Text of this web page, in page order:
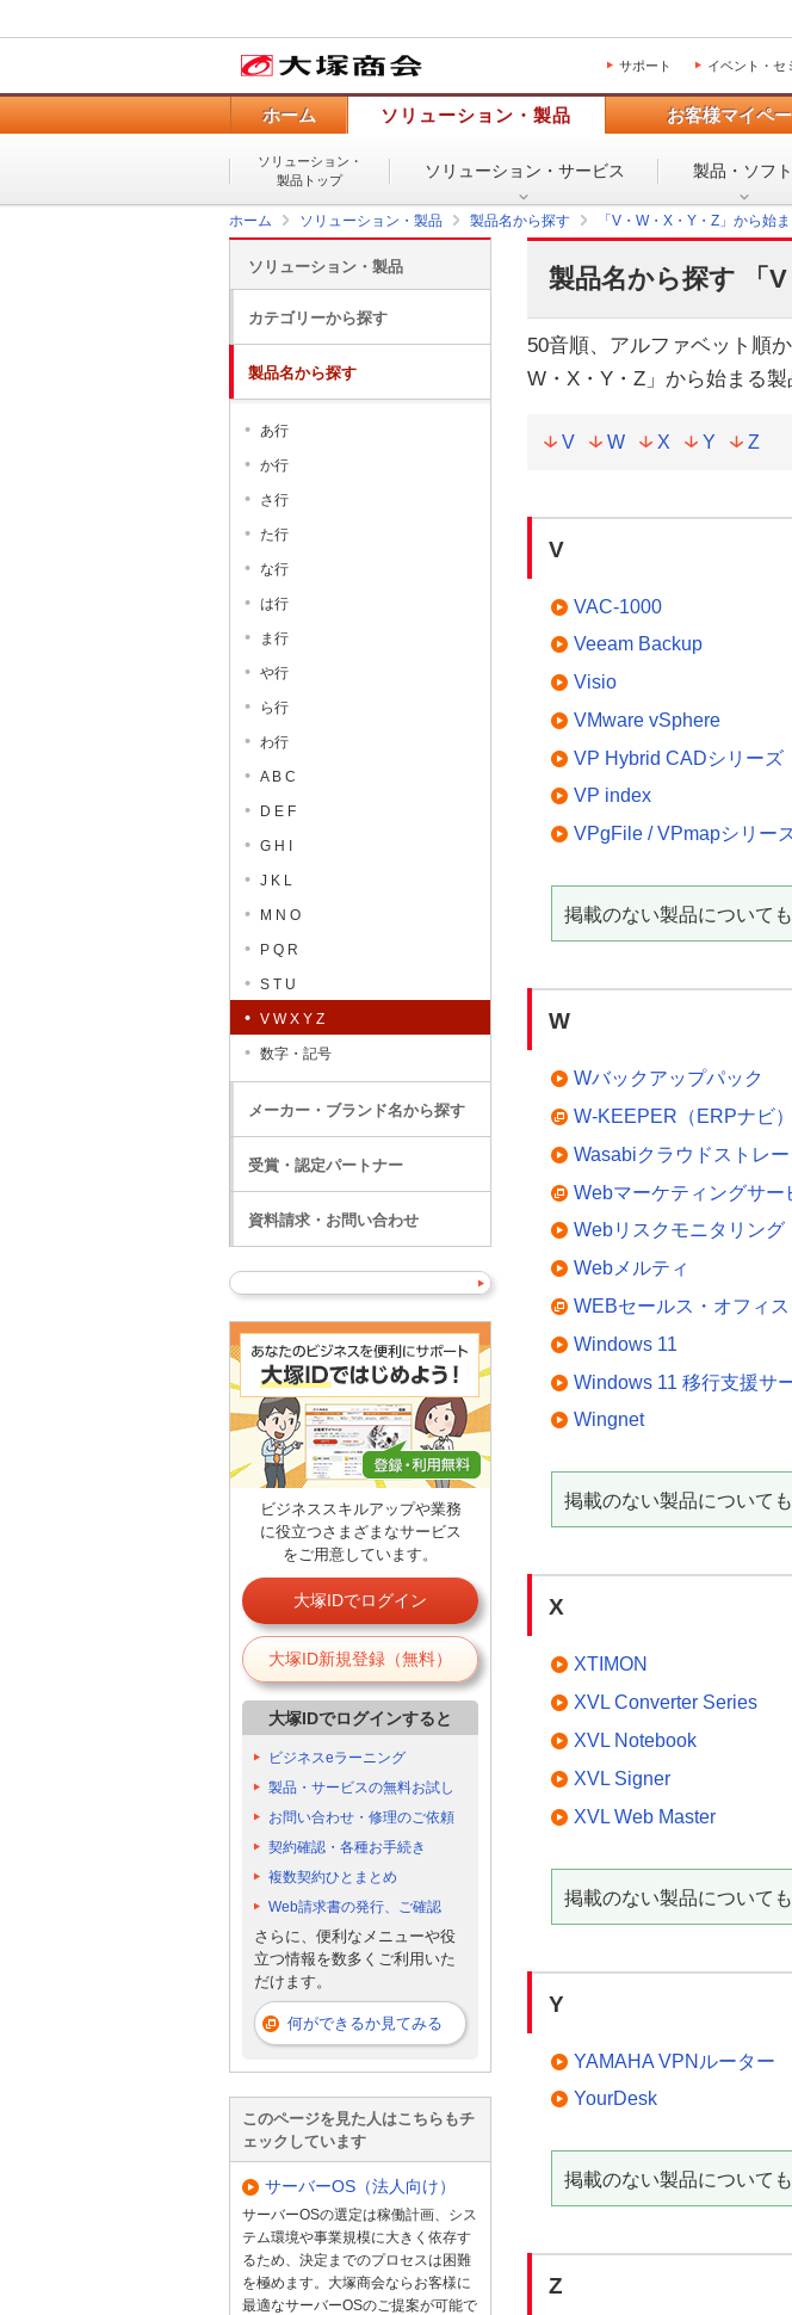
サポート イベント・セ
ホーム ソリューション・製品 お客様マイペ
ソリューション・
製品トップ
ソリューション・ サービス 製品・ソフト
ホーム ソリューション・製品 製品名から探す 「V・W・X・Y・Z」から始
製品名から探す 「
50音順、アルファベット順
W・X・Y・Z」から始まる
V W X Y Z
V
VAC-1000
Veeam Backup
Visio
VMware vSphere
VP Hybrid CADシリーズ
VP index
VPgFile / VPmapシリー
掲載のない製品について
W
Wバックアップパック
W-KEEPER（ERPナビ）
Wasabiクラウドストレ
Webマーケティングサー
Webリスクモニタリング
Webメルティ
WEBセールス・オフィス
Windows 11
Windows 11 移行支援サ
Wingnet
掲載のない製品について
X
XTIMON
XVL Converter Series
XVL Notebook
XVL Signer
XVL Web Master
掲載のない製品について
Y
YAMAHA VPNルーター
YourDesk
掲載のない製品について
Z
ソリューション・製品
カテゴリーから探す
製品名から探す
あ行
か行
さ行
た行
な行
は行
ま行
や行
ら行
わ行
A B C
D E F
G H I
J K L
M N O
P Q R
S T U
V W X Y Z
数字・記号
メーカー・ブランド名から探す
受賞・認定パートナー
資料請求・お問い合わせ
ビジネススキルアップや業務
に役立つさまざまなサービス
をご用意しています。
大塚IDでログイン
大塚ID新規登録（無料）
大塚IDでログインすると
ビジネスeラーニング
製品・サービスの無料お試し
お問い合わせ・修理のご依頼
契約確認・各種お手続き
複数契約ひとまとめ
Web請求書の発行、ご確認
さらに、便利なメニューや役
立つ情報を数多くご利用いた
だけます。
何ができるか見てみる
このページを見た人はこちらもチ
ェックしています
サーバーOS（法人向け）
サーバーOSの選定は稼働計画、シス
テム環境や事業規模に大きく依存す
るため、決定までのプロセスは困難
を極めます。大塚商会ならお客様に
最適なサーバーOSのご提案が可能で